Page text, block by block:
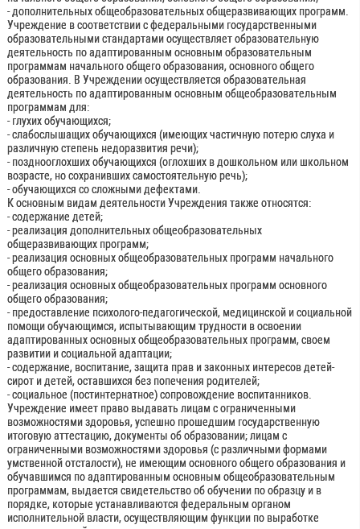
- дополнительных общеобразовательных общеразвивающих программ.
Учреждение в соответствии с федеральными государственными
образовательными стандартами осуществляет образовательную
деятельность по адаптированным основным образовательным
программам начального общего образования, основного общего
образования. В Учреждении осуществляется образовательная
деятельность по адаптированным основным общеобразовательным
программам для:
- глухих обучающихся;
- слабослышащих обучающихся (имеющих частичную потерю слуха и
различную степень недоразвития речи);
- позднооглохших обучающихся (оглохших в дошкольном или школьном
возрасте, но сохранивших самостоятельную речь);
- обучающихся со сложными дефектами.
К основным видам деятельности Учреждения также относятся:
- содержание детей;
- реализация дополнительных общеобразовательных
общеразвивающих программ;
- реализация основных общеобразовательных программ начального
общего образования;
- реализация основных общеобразовательных программ основного
общего образования;
- предоставление психолого-педагогической, медицинской и социальной
помощи обучающимся, испытывающим трудности в освоении
адаптированных основных общеобразовательных программ, своем
развитии и социальной адаптации;
- содержание, воспитание, защита прав и законных интересов детей-
сирот и детей, оставшихся без попечения родителей;
- социальное (постинтернатное) сопровождение воспитанников.
Учреждение имеет право выдавать лицам с ограниченными
возможностями здоровья, успешно прошедшим государственную
итоговую аттестацию, документы об образовании; лицам с
ограниченными возможностями здоровья (с различными формами
умственной отсталости), не имеющим основного общего образования и
обучавшимся по адаптированным основным общеобразовательным
программам, выдается свидетельство об обучении по образцу и в
порядке, которые устанавливаются федеральным органом
исполнительной власти, осуществляющим функции по выработке